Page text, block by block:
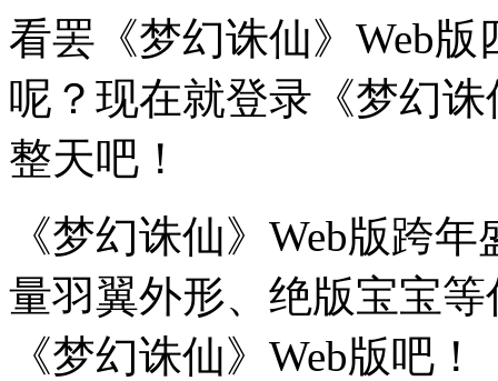
看罢《梦幻诛仙》Web
呢？现在就登录《梦幻
整天吧！
《梦幻诛仙》Web版跨
量羽翼外形、绝版宝宝
《梦幻诛仙》Web版吧！